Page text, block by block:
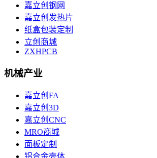
嘉立创钢网
嘉立创发热片
纸盒包装定制
立创商城
ZXHPCB
机械产业
嘉立创FA
嘉立创3D
嘉立创CNC
MRO商城
面板定制